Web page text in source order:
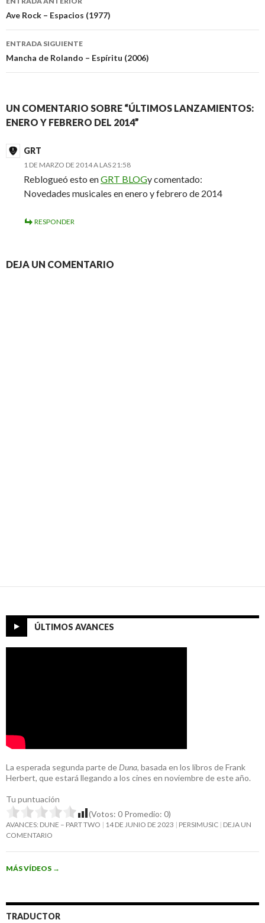
de
entradas
Ave Rock – Espacios (1977)
ENTRADA SIGUIENTE
Mancha de Rolando – Espíritu (2006)
UN COMENTARIO SOBRE “ÚLTIMOS LANZAMIENTOS:
ENERO Y FEBRERO DEL 2014”
GRT
1 DE MARZO DE 2014 A LAS 21:58
Reblogueó esto enGRT BLOGy comentado:
Novedades musicales en enero y febrero de 2014
RESPONDER
DEJA UN COMENTARIO
ÚLTIMOS AVANCES
La esperada segunda parte de Duna, basada en los libros de Frank
Herbert, que estará llegando a los cines en noviembre de este año.
Tu puntuación
(Votos: 0 Promedio: 0)
AVANCES: DUNE – PART TWO 14 DE JUNIO DE 2023 PERSIMUSIC DEJA UN
COMENTARIO
MÁS VÍDEOS →
TRADUCTOR